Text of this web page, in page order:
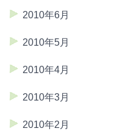
2010年6月
2010年5月
2010年4月
2010年3月
2010年2月